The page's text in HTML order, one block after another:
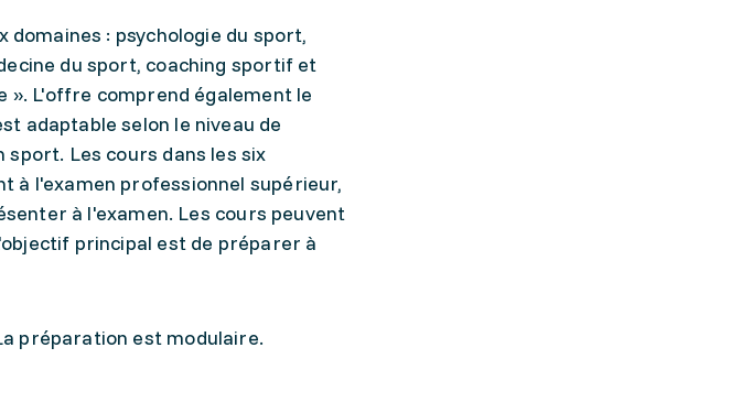
: psychologie du sport,
du sport, coaching sportif et
L'offre comprend également le
adaptable selon le niveau de
Les cours dans les six
à l'examen professionnel supérieur,
à l'examen. Les cours peuvent
principal est de préparer à
préparation est modulaire.